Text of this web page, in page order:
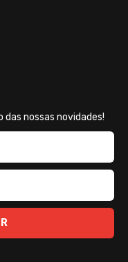
nossas novidades!